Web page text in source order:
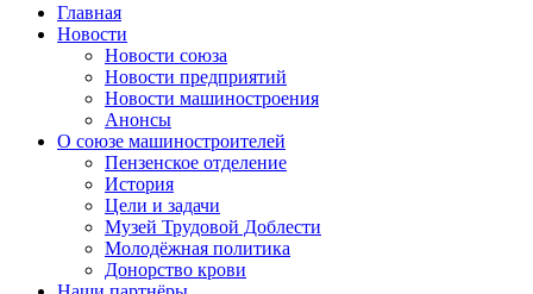
Главная
Новости
Новости союза
Новости предприятий
Новости машиностроения
Анонсы
О союзе машиностроителей
Пензенское отделение
История
Цели и задачи
Музей Трудовой Доблести
Молодёжная политика
Донорство крови